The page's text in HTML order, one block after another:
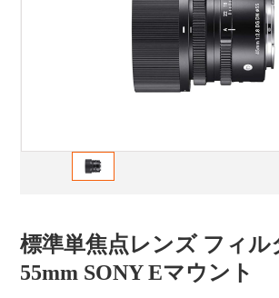
標準単焦点レンズ フィル
55mm SONY Eマウント